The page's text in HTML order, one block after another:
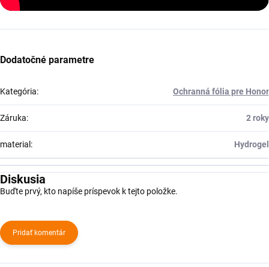
Dodatočné parametre
Kategória: Ochranná fólia pre Honor
Záruka: 2 roky
material: Hydrogel
Diskusia
Buďte prvý, kto napíše príspevok k tejto položke.
Pridať komentár